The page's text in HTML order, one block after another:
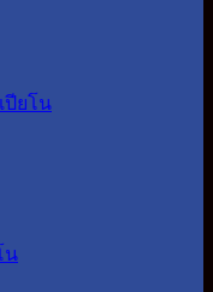
ปียโน
น